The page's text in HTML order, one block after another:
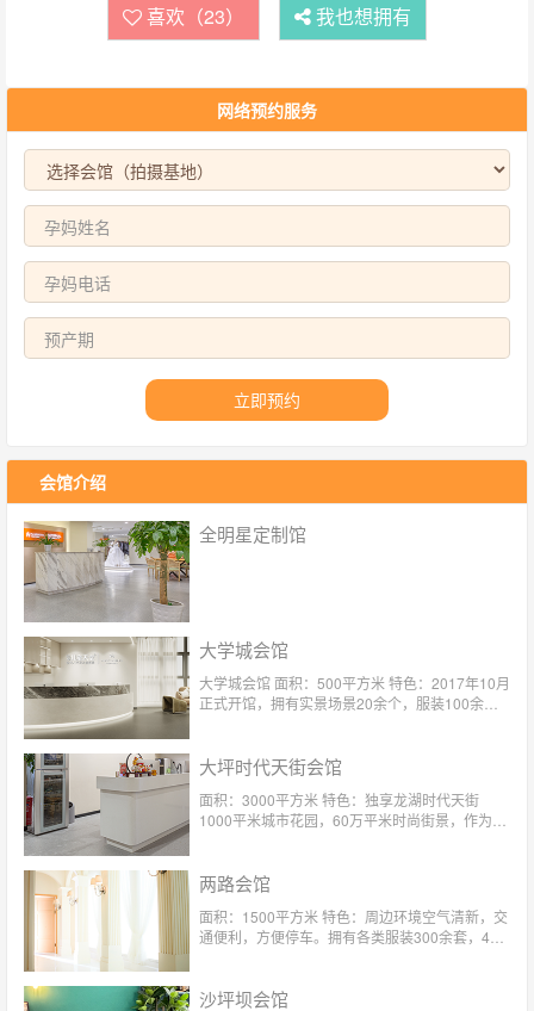
喜欢（23） 我也想拥有
网络预约服务
立即预约
会馆介绍
全明星定制馆
大学城会馆
大学城会馆 面积：500平方米 特色：2017年10月
正式开馆，拥有实景场景20余个，服装100余
大坪时代天街会馆
面积：3000平方米 特色：独享龙湖时代天街
1000平米城市花园，60万平米时尚街景，作为玛
儿童天堂定制礼服，每季度更新。
两路会馆
面积：1500平方米 特色：周边环境空气清新，交
通便利，方便停车。拥有各类服装300余套，4对
沙坪坝会馆